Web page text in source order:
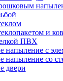
и
ПВХ
напыление с
напыление со
двери